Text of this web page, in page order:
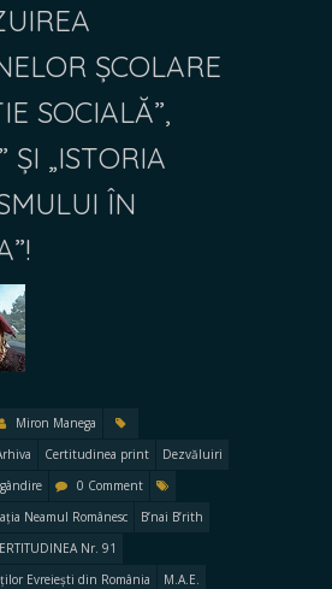
ȘCOLARE
SOCIALĂ”,
ȘI „ISTORIA
ÎN
Miron Manega
Certitudinea print
Dezvăluiri
0 Comment
Neamul Românesc
B’nai B’rith
Nr. 91
Evreiești din România
M.A.E.